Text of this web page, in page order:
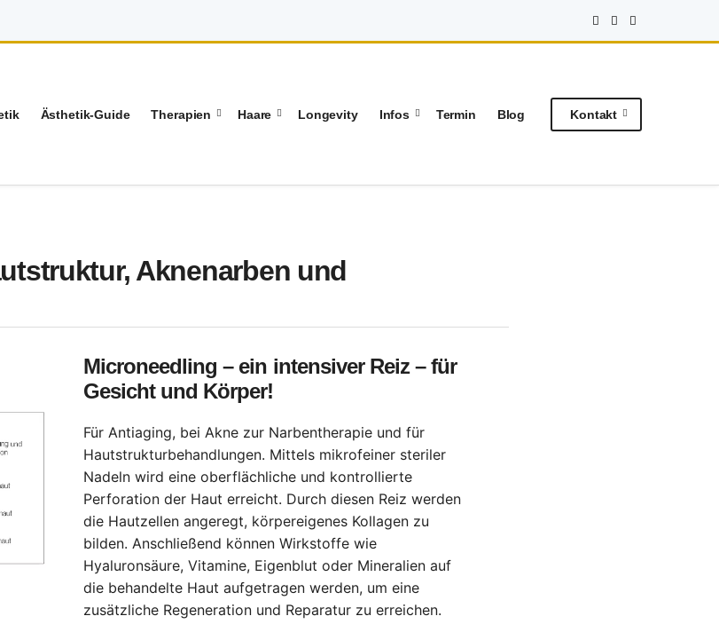
Ästhetik-Guide Therapien Haare Longevity Infos Termin Blog Kontakt
Aknenarben und
Microneedling – ein intensiver Reiz – für
Gesicht und Körper!
Für Antiaging, bei Akne zur Narbentherapie und für
Hautstrukturbehandlungen. Mittels mikrofeiner steriler
Nadeln wird eine oberflächliche und kontrollierte
Perforation der Haut erreicht. Durch diesen Reiz werden
die Hautzellen angeregt, körpereigenes Kollagen zu
bilden. Anschließend können Wirkstoffe wie
Hyaluronsäure, Vitamine, Eigenblut oder Mineralien auf
die behandelte Haut aufgetragen werden, um eine
zusätzliche Regeneration und Reparatur zu erreichen.